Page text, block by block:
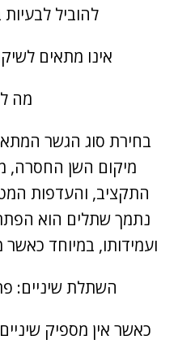
להוביל לבעיות
אינו מתאים
מה
בחירת סוג הגשר
מיקום השן החסרה,
התקציב, והעדפות
נתמך שתלים הוא
ועמידותו, במיוחד
השתלת שיניים:
כאשר אין מספיק